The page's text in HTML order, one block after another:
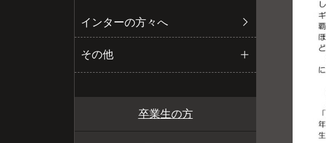
インターの方々へ
その他
卒業生の方